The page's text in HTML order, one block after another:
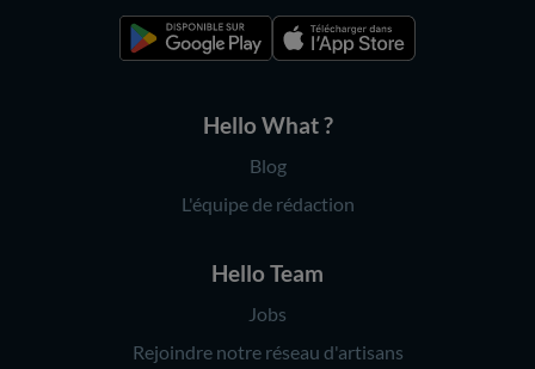
Hello What ?
Blog
L'équipe de rédaction
Hello Team
Jobs
Rejoindre notre réseau d'artisans